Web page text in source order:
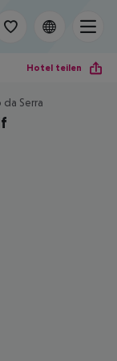
Hotel teilen
Serra